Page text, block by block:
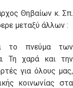
Θηβαίων κ. Σπ.
μεταξύ άλλων :
το πνεύμα των
Τη χαρά και την
για όλους μας,
κοινωνίας στα